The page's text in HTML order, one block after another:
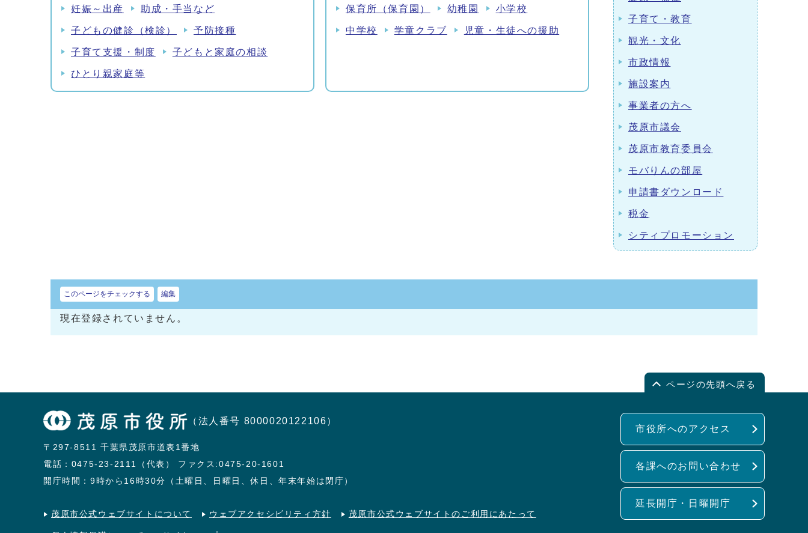
妊娠～出産 助成・手当など
子どもの健診（検診） 予防接種
子育て支援・制度 子どもと家庭の相談
ひとり親家庭等
保育所（保育園） 幼稚園 小学校
中学校 学童クラブ 児童・生徒への援助
子育て・教育
観光・文化
市政情報
施設案内
事業者の方へ
茂原市議会
茂原市教育委員会
モバりんの部屋
申請書ダウンロード
税金
シティプロモーション
このページをチェックする 編集
現在登録されていません。
ページの先頭へ戻る
（法人番号 8000020122106）
〒297-8511 千葉県茂原市道表1番地
電話： 0475-23-2111（代表）
ファクス:0475-20-1601
開庁時間：9時から16時30分（土曜日、日曜日、休日、年末年始は閉庁）
茂原市公式ウェブサイトについて ウェブアクセシビリティ方針 茂原市公式ウェブサイトのご利用にあたって
市役所へのアクセス
各課へのお問い合わせ
延長開庁・日曜開庁